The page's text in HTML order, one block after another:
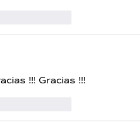
!!! Gracias !!!